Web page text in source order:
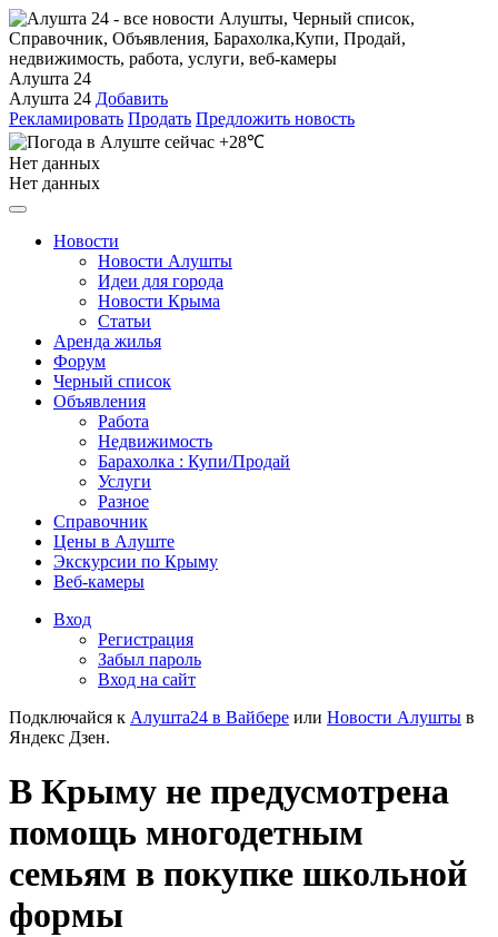
Алушта 24
Алушта 24 Добавить
Рекламировать Продать Предложить новость
+28℃
Нет данных
Нет данных
Новости
Новости Алушты
Идеи для города
Новости Крыма
Статьи
Аренда жилья
Форум
Черный список
Объявления
Работа
Недвижимость
Барахолка : Купи/Продай
Услуги
Разное
Справочник
Цены в Алуште
Экскурсии по Крыму
Веб-камеры
Вход
Регистрация
Забыл пароль
Вход на сайт
Подключайся к Алушта24 в Вайбере или Новости Алушты в
Яндекс Дзен.
В Крыму не предусмотрена
помощь многодетным
семьям в покупке школьной
формы